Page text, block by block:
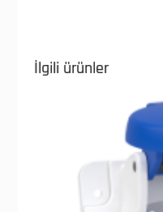
İlgili ürünler